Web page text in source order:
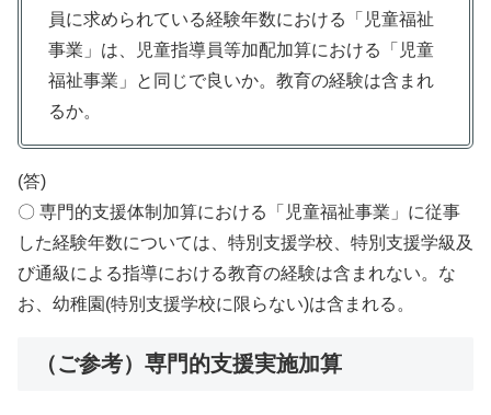
員に求められている経験年数における「児童福祉
事業」は、児童指導員等加配加算における「児童
福祉事業」と同じで良いか。教育の経験は含まれ
るか。
(答)
〇 専門的支援体制加算における「児童福祉事業」に従事
した経験年数については、特別支援学校、特別支援学級及
び通級による指導における教育の経験は含まれない。な
お、幼稚園(特別支援学校に限らない)は含まれる。
（ご参考）専門的支援実施加算